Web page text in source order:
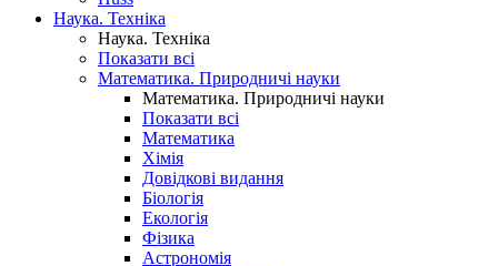
Наука. Техніка
Наука. Техніка
Показати всі
Математика. Природничі науки
Математика. Природничі науки
Показати всі
Математика
Хімія
Довідкові видання
Біологія
Екологія
Фізика
Астрономія